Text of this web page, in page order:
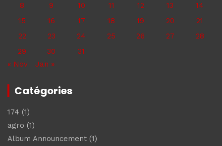
8
9 10 11 12 13
14
15
16 17 18 19 20
21
22
23 24 25 26 27
28
29
30
31
« Nov
Jan »
Catégories
174 (1)
agro (1)
Album Announcement (1)